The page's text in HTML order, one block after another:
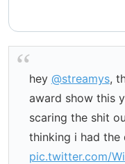
hey @streamys,
award show this
scaring the shit
thinking i had the
pic.twitter.com/